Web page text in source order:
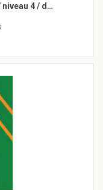
4 / d…